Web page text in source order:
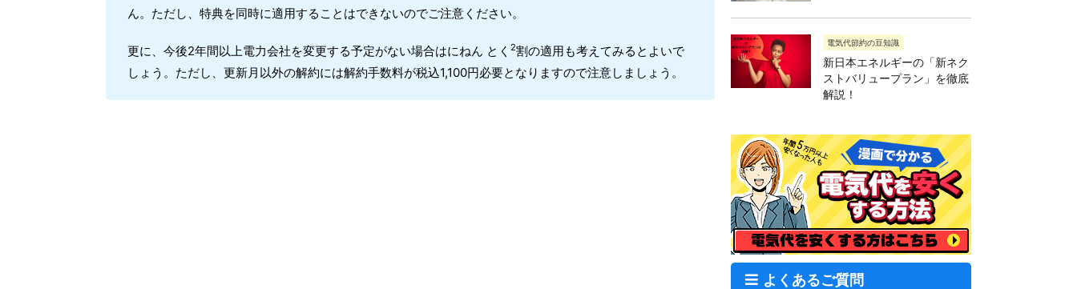
ん。ただし、特典を同時に適用することはできないのでご注意ください。
更に、今後2年間以上電力会社を変更する予定がない場合はにねん とく 2割の適用も考えてみるとよいで
しょう。ただし、更新月以外の解約には解約手数料が税込1,100円必要となりますので注意しましょう。
電気代節約の豆知識
新日本エネルギーの「新ネク
ストバリュープラン」を徹底
解説！
よくあるご質問